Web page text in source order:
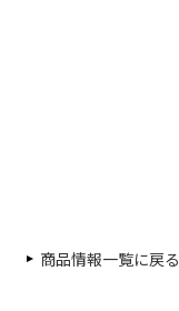
商品情報一覧に戻る